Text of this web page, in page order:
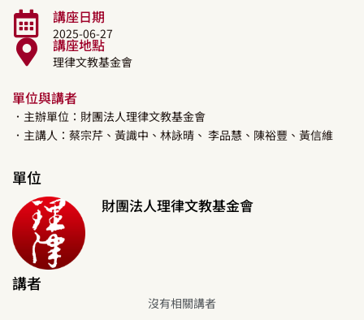
講座日期
2025-06-27
講座地點
理律文教基金會
單位與講者
．主辦單位：財團法人理律文教基金會
．主講人： 蔡宗芹、黃識中、林詠晴、 李品慧、陳裕豐、黃信維
單位
財團法人理律文教基金會
講者
沒有相關講者